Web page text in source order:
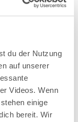
du der Nutzung
auf unserer
Videos. Wenn
einige
bereit. Wir
Alpe